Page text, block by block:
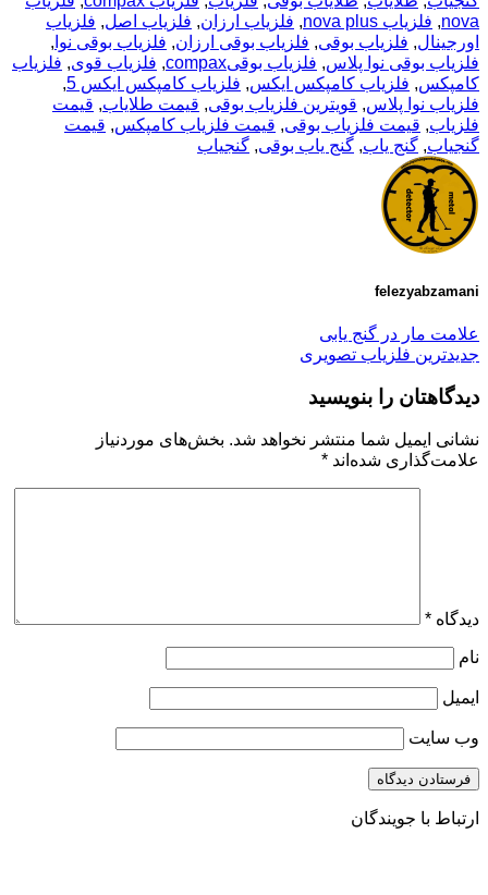
nova
, فلزیاب nova plus , فلزیاب ارزان, فلزیاب اصل, فلزیاب
اورجینال, فلزیاب بوقی, فلزیاب بوقی ارزان, فلزیاب بوقی نوا ,
فلزیاب بوقی نوا پلاس, فلزیاب بوقیcompax , فلزیاب قوی, فلزیاب
کامپکس, فلزیاب کامپکس ایکس, فلزیاب کامپکس ایکس 5
,
فلزیاب نوا پلاس, قویترین فلزیاب بوقی, قیمت طلایاب, قیمت
فلزیاب, قیمت فلزیاب بوقی, قیمت فلزیاب کامپکس, قیمت
گنجیاب, گنج یاب, گنج یاب بوقی, گنجیاب
felezyabzamani
علامت مار در گنج یابی
جدیدترین فلزیاب تصویری
دیدگاهتان را بنویسید
نشانی ایمیل شما منتشر نخواهد شد. بخش‌های موردنیاز
علامت‌گذاری شده‌اند *
دیدگاه *
نام
ایمیل
وب‌ سایت
ارتباط با جویندگان